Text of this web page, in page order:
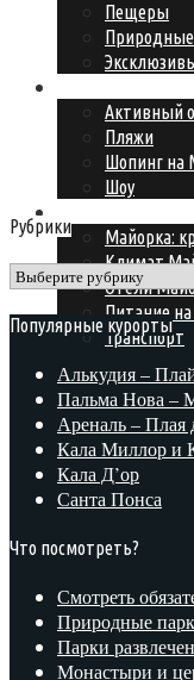
Пещеры
Активный
Пляжи
Шопинг на
Шоу
Майорка:
Климат
Отели
Питание
Транспорт
Рубрики
Рубрики
Популярные курорты
Алькудия –
Пальма Нова –
Ареналь – Плая
Кала Миллор и
Кала Д’ор
Санта Понса
Что посмотреть?
Смотреть
Природные
Парки
Монастыри и